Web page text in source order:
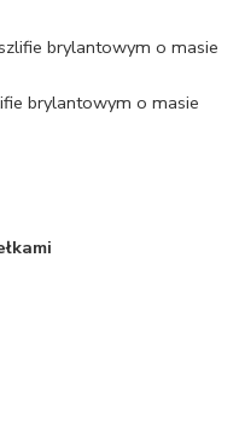
brylantowym o masie
brylantowym o masie